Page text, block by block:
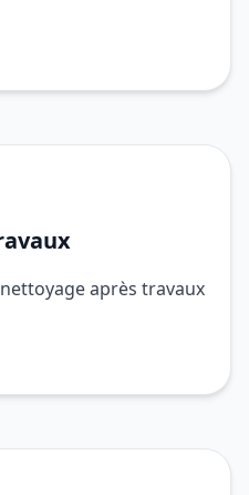
après travaux